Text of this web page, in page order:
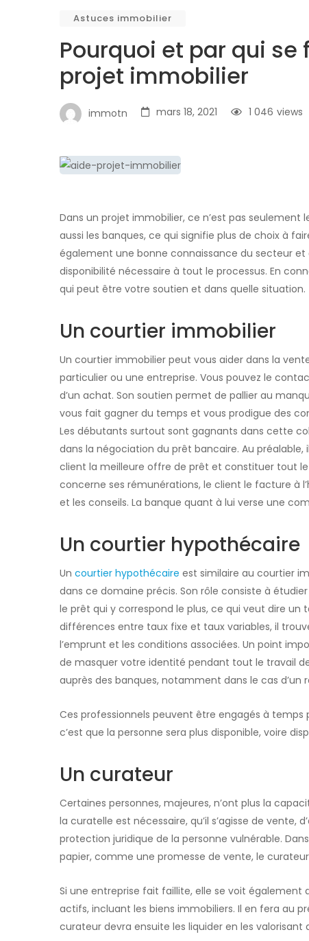
Astuces immobilier
Pourquoi et par qui
projet immobilier
immotn mars 18, 2021 views
1 046
Dans un projet immobilier, ce n’est pas seulement
aussi les banques, ce qui signifie plus de choix à
également une bonne connaissance du secteur
disponibilité nécessaire à tout le processus. En
qui peut être votre soutien et dans quelle situation.
Un courtier immobilier
Un courtier immobilier peut vous aider dans la
particulier ou une entreprise. Vous pouvez le
d’un achat. Son soutien permet de pallier au
vous fait gagner du temps et vous prodigue des
Les débutants surtout sont gagnants dans cette
dans la négociation du prêt bancaire. Au
client la meilleure offre de prêt et constituer tout le
concerne ses rémunérations, le client le facture à
et les conseils. La banque quant à lui verse une
Un courtier hypothécaire
Un courtier hypothécaire est similaire au courtier
dans ce domaine précis. Son rôle consiste à
le prêt qui y correspond le plus, ce qui veut dire un
différences entre taux fixe et taux variables, il
l’emprunt et les conditions associées. Un point
de masquer votre identité pendant tout le travail
auprès des banques, notamment dans le cas
Ces professionnels peuvent être engagés à temps
c’est que la personne sera plus disponible, voire
Un curateur
Certaines personnes, majeures, n’ont plus la
la curatelle est nécessaire, qu’il s’agisse de vente,
protection juridique de la personne vulnérable.
papier, comme une promesse de vente, le
Si une entreprise fait faillite, elle se voit également
actifs, incluant les biens immobiliers. Il en fera au
curateur devra ensuite les liquider en les valorisant